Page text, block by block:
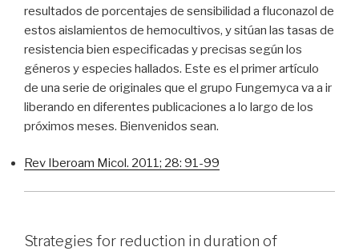
resultados de porcentajes de sensibilidad a fluconazol de
estos aislamientos de hemocultivos, y sitúan las tasas de
resistencia bien especificadas y precisas según los
géneros y especies hallados. Este es el primer artículo
de una serie de originales que el grupo Fungemyca va a ir
liberando en diferentes publicaciones a lo largo de los
próximos meses. Bienvenidos sean.
Rev Iberoam Micol. 2011; 28: 91-99
Strategies for reduction in duration of